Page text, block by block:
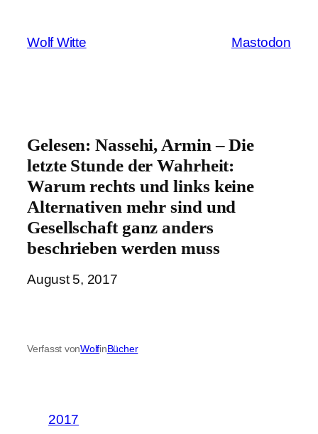
springen
Wolf Witte Mastodon
Gelesen: Nassehi, Armin – Die
letzte Stunde der Wahrheit:
Warum rechts und links keine
Alternativen mehr sind und
Gesellschaft ganz anders
beschrieben werden muss
August 5, 2017
Verfasst vonWolfinBücher
2017